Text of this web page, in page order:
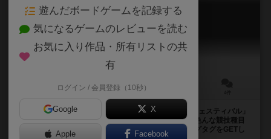
ドッグタッグトリック
Dog Tag Trick
20～30分
あなたは優秀なドッグトレーナー。年1回の「ドッグフェスティバル」
で彼らの能力を最大限に引き出し、様々な組みわせで色んな競技種目
に出場させよう。そして見事優勝し、最後に金のドッグタグをGETし
遊んだボードゲームを記録する
気になるゲームのレビューを読む
お気に入り作品・所有リストの共
有
ログイン / 会員登録（10秒）
Google X
Apple Facebook